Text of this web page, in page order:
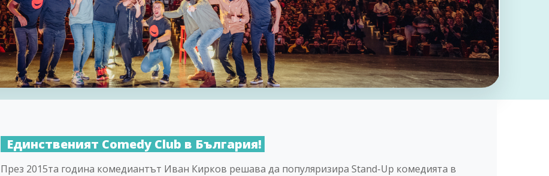
Единственият Comedy Club в България!
През 2015та година комедиантът Иван Кирков решава да популяризира Stand-Up комедията в